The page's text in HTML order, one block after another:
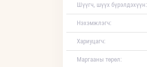
Шүүгч, шүүх бүрэлдэхүүн:
Нэхэмжлэгч:
Хариуцагч:
Маргааны төрөл: